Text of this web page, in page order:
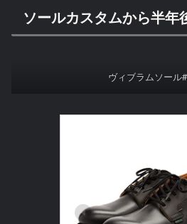
ソールカスタムから半年
ヴィブラムソー